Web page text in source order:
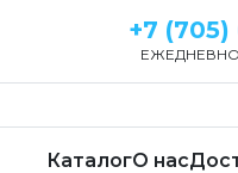
+7 (705)
ЕЖЕДНЕВНО
КаталогО нас